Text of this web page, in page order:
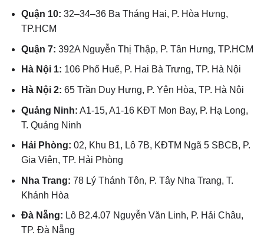
Quận 10: 32–34–36 Ba Tháng Hai, P. Hòa Hưng,
TP.HCM
Quận 7: 392A Nguyễn Thị Thập, P. Tân Hưng, TP.HCM
Hà Nội 1: 106 Phố Huế, P. Hai Bà Trưng, TP. Hà Nội
Hà Nội 2: 65 Trần Duy Hưng, P. Yên Hòa, TP. Hà Nội
Quảng Ninh: A1-15, A1-16 KĐT Mon Bay, P. Hạ Long,
T. Quảng Ninh
Hải Phòng: 02, Khu B1, Lô 7B, KĐTM Ngã 5 SBCB, P.
Gia Viên, TP. Hải Phòng
Nha Trang: 78 Lý Thánh Tôn, P. Tây Nha Trang, T.
Khánh Hòa
Đà Nẵng: Lô B2.4.07 Nguyễn Văn Linh, P. Hải Châu,
TP. Đà Nẵng